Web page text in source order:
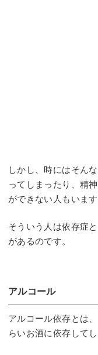
しかし、時にはそん
ってしまったり、精
ができない人もいます
そういう人は依存症
があるのです。
アルコール
アルコール依存とは
らいお酒に依存して